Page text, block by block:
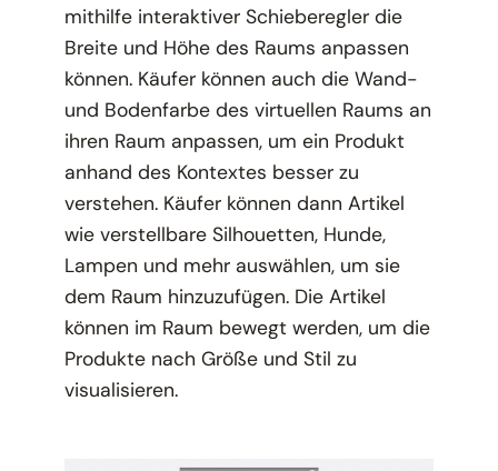
mithilfe interaktiver Schieberegler die
Breite und Höhe des Raums anpassen
können. Käufer können auch die Wand-
und Bodenfarbe des virtuellen Raums an
ihren Raum anpassen, um ein Produkt
anhand des Kontextes besser zu
verstehen. Käufer können dann Artikel
wie verstellbare Silhouetten, Hunde,
Lampen und mehr auswählen, um sie
dem Raum hinzuzufügen. Die Artikel
können im Raum bewegt werden, um die
Produkte nach Größe und Stil zu
visualisieren.